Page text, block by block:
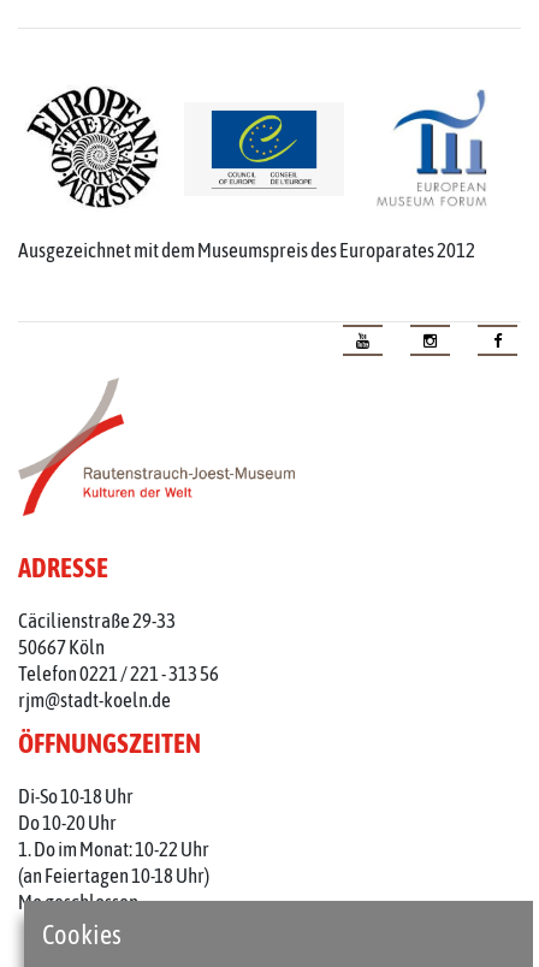
Cookies
Ausgezeichnet mit dem Museumspreis des Europarates 2012
ADRESSE
Cäcilienstraße 29-33
50667 Köln
Telefon 0221 / 221 - 313 56
rjm@stadt-koeln.de
ÖFFNUNGSZEITEN
Di-So 10-18 Uhr
Do 10-20 Uhr
1. Do im Monat: 10-22 Uhr
(an Feiertagen 10-18 Uhr)
Mo geschlossen